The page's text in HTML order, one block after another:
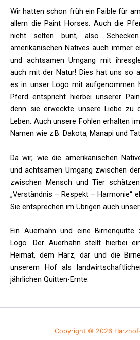
Wir hatten schon früh ein Faible für
allem die Paint Horses. Auch die
nicht selten bunt, also
amerikanischen Natives auch immer
und achtsamen Umgang mit
auch mit der Natur! Dies hat uns so
es in unser Logo mit aufgenommen
Pferd entspricht hierbei unserer
denn sie erweckte unsere Liebe zu
Leben. Auch unsere Fohlen erhalten
Namen wie z.B. Dakota, Manapi und
Da wir, wie die amerikanischen
und achtsamen Umgang zwischen
zwischen Mensch und Tier
„Verständnis – Respekt – Harmonie“
Sie entsprechen im Übrigen auch
Ein Auerhahn und eine Birnenquitte
Logo. Der Auerhahn stellt hierbei
Heimat, dem Harz, dar und die
unserem Hof als
jährlichen Quitten-Ernte.
Copyright © 2026